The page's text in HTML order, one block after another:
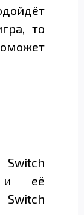
то
и её
Switch